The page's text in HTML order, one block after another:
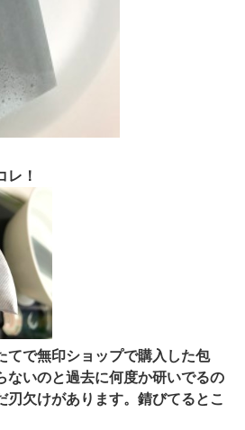
レ！
てで無印ショップで購入した包
ないのと過去に何度か研いでるの
刃欠けがあります。錆びてるとこ